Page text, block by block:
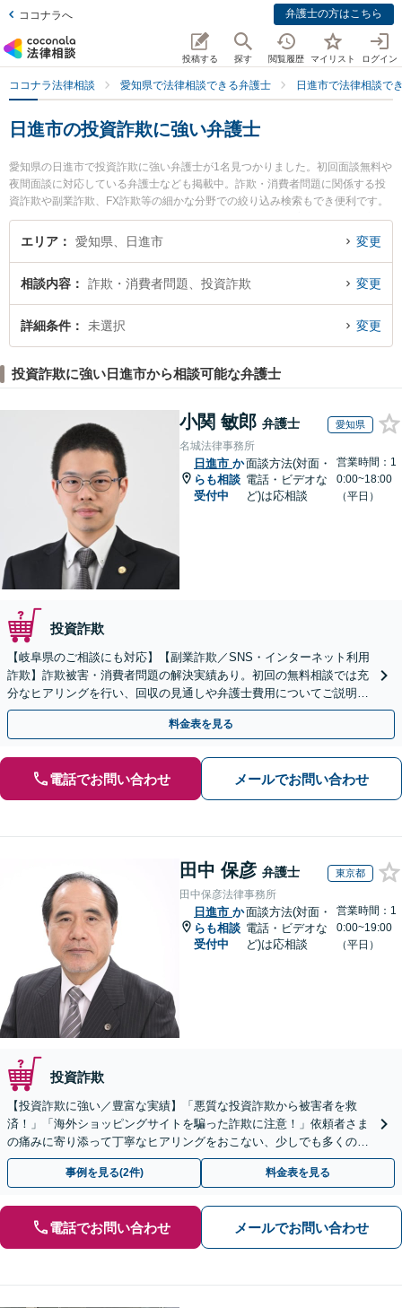
ココナラへ 弁護士の方はこちら
投稿する 探す 閲覧履歴 マイリスト ログイン
ココナラ法律相談 愛知県で法律相談できる弁護士 日進市で法律相談で
日進市の投資詐欺に強い弁護士
愛知県の日進市で投資詐欺に強い弁護士が1名見つかりました。初回面談無料や
夜間面談に対応している弁護士なども掲載中。詐欺・消費者問題に関係する投
資詐欺や副業詐欺、FX詐欺等の細かな分野での絞り込み検索もでき便利です。
特に弁護士法人愛知総合法律事務所 日進赤池事務所の水野 憲幸弁護士のプロフ
ィール情報や弁護士費用、強みなどが注目されています。『日進市で土日や夜
資詐欺を法律相談できる日進市内の弁護士に相談予約したい』などでお困りの
相談者さんにおすすめです。
エリア 愛知県、日進市 変更
相談内容 詐欺・消費者問題、投資詐欺 変更
詳細条件 未選択 変更
投資詐欺に強い日進市から相談可能な弁護士
小関 敏郎 弁護士 愛知県
名城法律事務所
日進市 か
らも相談
受付中
面談方法(対面・
電話・ビデオな
ど)は応相談
営業時間：1
0:00~18:00
（平日）
投資詐欺
【岐阜県のご相談にも対応】【副業詐欺／SNS・インターネット利用
詐欺】詐欺被害・消費者問題の解決実績あり。初回の無料相談では充
分なヒアリングを行い、回収の見通しや弁護士費用についてご説明し
ます。一人で悩まずにご相談を【初回相談無料】
料金表を見る
電話でお問い合わせ メールでお問い合わせ
田中 保彦 弁護士 東京都
田中保彦法律事務所
日進市 か
らも相談
受付中
面談方法(対面・
電話・ビデオな
ど)は応相談
営業時間：1
0:00~19:00
（平日）
投資詐欺
【投資詐欺に強い／豊富な実績】「悪質な投資詐欺から被害者を救
済！」「海外ショッピングサイトを騙った詐欺に注意！」依頼者さま
の痛みに寄り添って丁寧なヒアリングをおこない、少しでも多くの返
金が得られるよう尽力します！
事例を見る(2件) 料金表を見る
電話でお問い合わせ メールでお問い合わせ